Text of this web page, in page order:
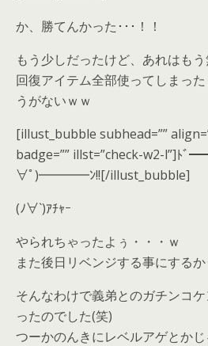
か、勝てんかった･･･！！
もう少しだったけど、あれはも
回復アイテム全部使ってしまっ
うがないｗｗ
[illust_bubble subhead=””
badge=”” illst=”check-w2-l”]ﾄ
∀ﾟ)━━━━ﾝ!![/illust_bubble]
(ﾉ∀`)ｱﾁｬｰ
やられちゃったよぅ・・・ｗ
また後日リベンジする事にする
そんなわけで義弟とのガチンコ
ったのでした(笑)
つーかのんきにレベルアゲとか